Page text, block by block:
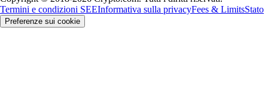
Termini e condizioni SEEInformativa sulla privacyFees & LimitsStato
Preferenze sui cookie